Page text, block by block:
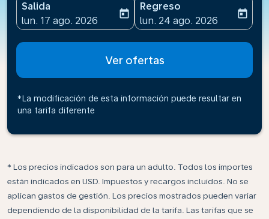
Salida
fc-booking-departure-date-aria-label
lun. 17 ago. 2026
today
Regreso
fc-booking-return-date-
lun. 24 ago. 2026
today
Ver ofertas
*La modificación de esta información puede resultar en
una tarifa diferente
* Los precios indicados son para un adulto. Todos los importes
están indicados en USD. Impuestos y recargos incluidos. No se
aplican gastos de gestión. Los precios mostrados pueden variar
dependiendo de la disponibilidad de la tarifa. Las tarifas que se